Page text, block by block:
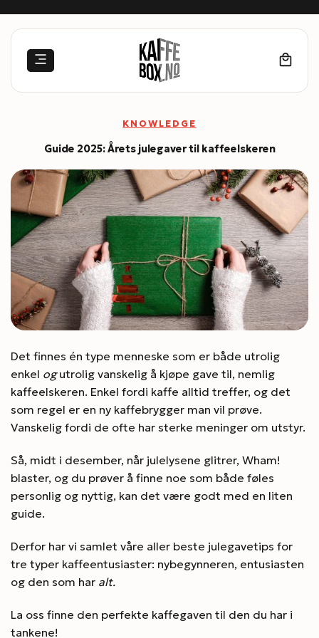
KNOWLEDGE
Guide 2025: Årets julegaver til kaffeelskeren
Det finnes én type menneske som er både utrolig
enkel ogutrolig vanskelig å kjøpe gave til, nemlig
kaffeelskeren. Enkel fordi kaffe alltid treffer, og det
som regel er en ny kaffebrygger man vil prøve.
Vanskelig fordi de ofte har sterke meninger om utstyr.
Så, midt i desember, når julelysene glitrer, Wham!
blaster, og du prøver å finne noe som både føles
personlig og nyttig, kan det være godt med en liten
guide.
Derfor har vi samlet våre aller beste julegavetips for
tre typer kaffeentusiaster: nybegynneren, entusiasten
og den som har alt.
La oss finne den perfekte kaffegaven til den du har i
tankene!